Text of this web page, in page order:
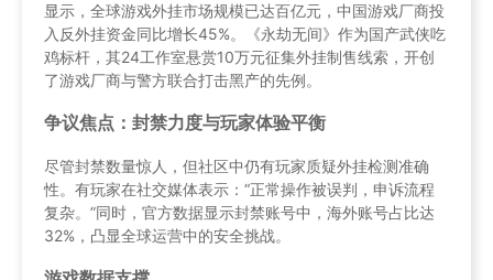
显示，全球游戏外挂市场规模已达百亿元，中国游戏厂商投
入反外挂资金同比增长45%。《永劫无间》作为国产武侠吃
鸡标杆，其24工作室悬赏10万元征集外挂制售线索，开创
了游戏厂商与警方联合打击黑产的先例。
争议焦点：封禁力度与玩家体验平衡
尽管封禁数量惊人，但社区中仍有玩家质疑外挂检测准确
性。有玩家在社交媒体表示：“正常操作被误判，申诉流程
复杂。”同时，官方数据显示封禁账号中，海外账号占比达
32%，凸显全球运营中的安全挑战。